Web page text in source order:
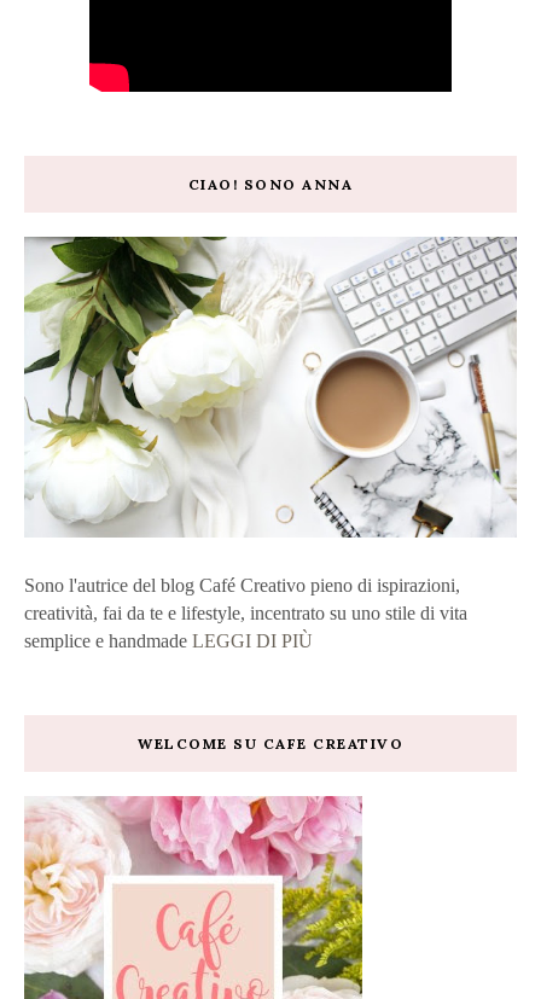
CIAO! SONO ANNA
Sono l'autrice del blog Café Creativo pieno di ispirazioni,
creatività, fai da te e lifestyle, incentrato su uno stile di vita
semplice e handmade LEGGI DI PIÙ
WELCOME SU CAFE CREATIVO